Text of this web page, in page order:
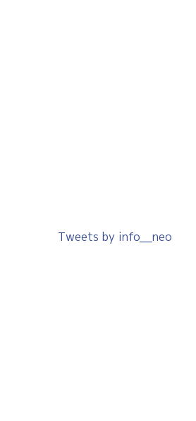
Tweets by info__neo